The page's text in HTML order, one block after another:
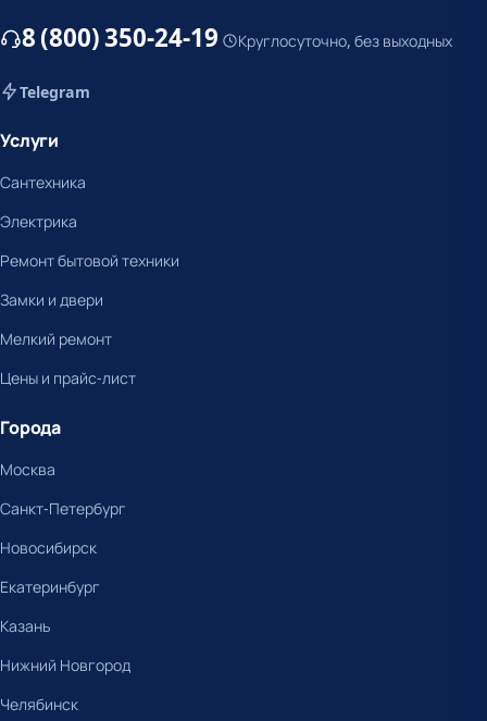
8 (800) 350-24-19 Круглосуточно, без выходных
Telegram
Услуги
Сантехника
Электрика
Ремонт бытовой техники
Замки и двери
Мелкий ремонт
Цены и прайс-лист
Города
Москва
Санкт-Петербург
Новосибирск
Екатеринбург
Казань
Нижний Новгород
Челябинск